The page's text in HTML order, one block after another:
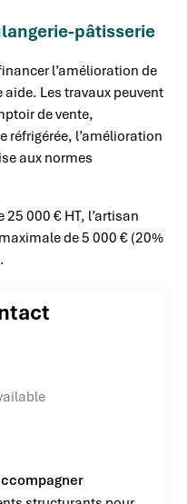
pâtisserie
l’amélioration de
aide. Les travaux peuvent
de vente,
réfrigérée, l’amélioration
aux normes
25 000 € HT, l’artisan
de 5 000 € (20%